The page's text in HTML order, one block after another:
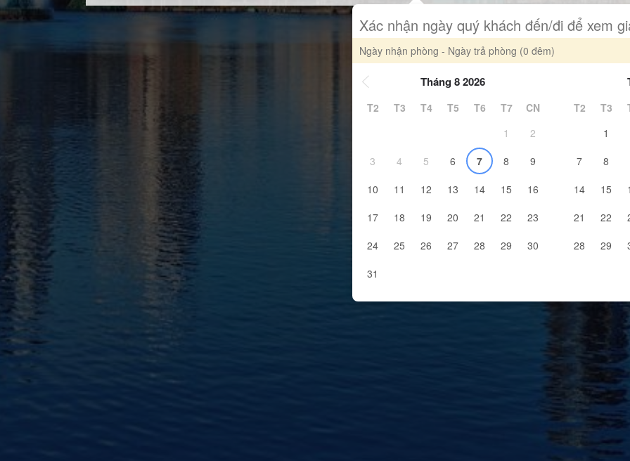
Xác nhận ngày quý khách đến/đi để xem
Ngày nhận phòng - Ngày trả phòng (0 đêm)
Tháng 8 2026
T2 T3 T4 T5 T6 T7
CN
1
2
3
4 5 6 7 8
9
10
11 12 13 14 15
16
17
18 19 20 21 22
23
24
25 26 27 28 29
30
31
T2 T3
1
7
8
14
15
21
22
28
29